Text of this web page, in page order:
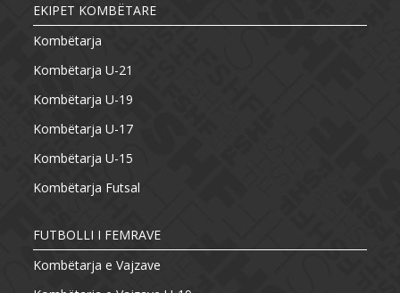
EKIPET KOMBËTARE
Kombëtarja
Kombëtarja U-21
Kombëtarja U-19
Kombëtarja U-17
Kombëtarja U-15
Kombëtarja Futsal
FUTBOLLI I FEMRAVE
Kombëtarja e Vajzave